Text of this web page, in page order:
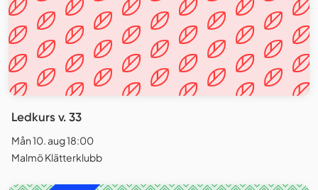
Ledkurs v. 33
Mån 10. aug 18:00
Malmö Klätterklubb